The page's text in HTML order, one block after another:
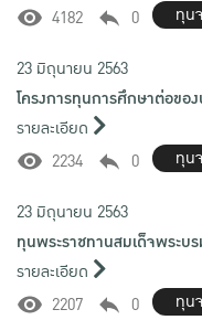
4182
0
ทุน
23 มิถุนายน 2563
โครงการทุนการศึกษาต่อขอ
รายละเอียด
2234
0
ทุน
23 มิถุนายน 2563
ทุนพระราชทานสมเด็จพระบ
รายละเอียด
2207
0
ทุน